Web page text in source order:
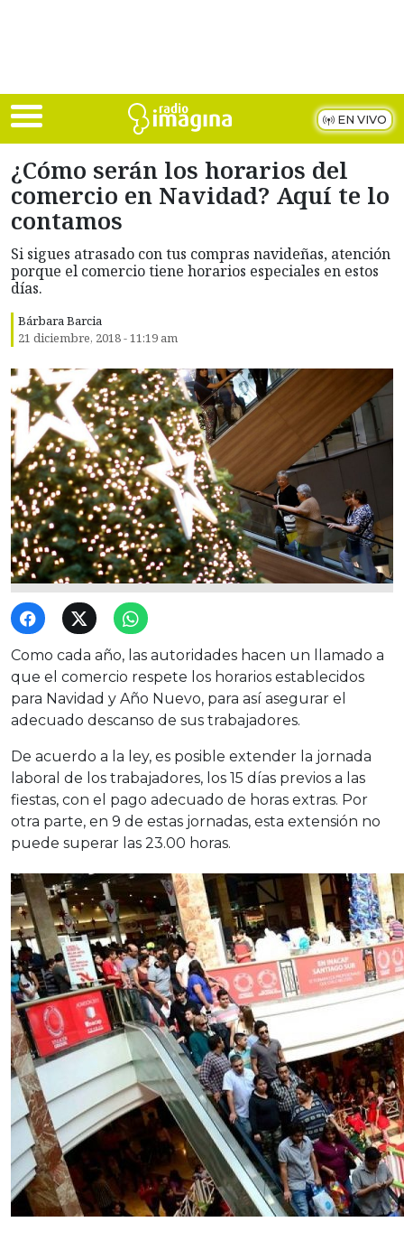
EN VIVO
¿Cómo serán los horarios del
comercio en Navidad? Aquí te lo
contamos
Si sigues atrasado con tus compras navideñas, atención
porque el comercio tiene horarios especiales en estos
días.
Bárbara Barcia
21 diciembre, 2018 - 11:19 am
Como cada año, las autoridades hacen un llamado a
que el comercio respete los horarios establecidos
para Navidad y Año Nuevo, para así asegurar el
adecuado descanso de sus trabajadores.
De acuerdo a la ley, es posible extender la jornada
laboral de los trabajadores, los 15 días previos a las
fiestas, con el pago adecuado de horas extras. Por
otra parte, en 9 de estas jornadas, esta extensión no
puede superar las 23.00 horas.